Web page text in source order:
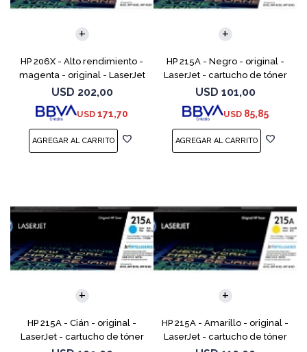
HP 206X - Alto rendimiento -
magenta - original - LaserJet
- cartucho de tóner (W2113X)
- para Color LaserJet Pro
M255, M283, MF
USD 202,00
USD 171,70
HP 215A - Negro - original -
LaserJet - cartucho de tóner
(W2310A) - para Color
LaserJet Pro M155a, M155nw,
MFP M182n, MFP M182n
USD 101,00
USD 85,85
HP 215A - Cián - original -
LaserJet - cartucho de tóner
HP 215A - Amarillo - original -
LaserJet - cartucho de tóner